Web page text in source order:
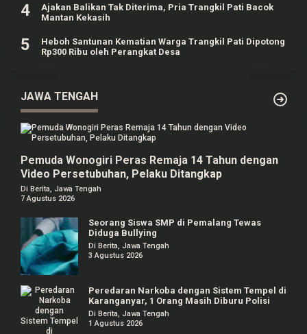
4
Ajakan Balikan Tak Diterima, Pria Trangkil Pati Bacok
Mantan Kekasih
5
Heboh Santunan Kematian Warga Trangkil Pati Dipotong
Rp300 Ribu oleh Perangkat Desa
JAWA TENGAH
Pemuda Wonogiri Peras Remaja 14 Tahun dengan
Video Persetubuhan, Pelaku Ditangkap
Di Berita, Jawa Tengah
7 Agustus 2026
Seorang Siswa SMP di Pemalang Tewas
Diduga Bullying
Di Berita, Jawa Tengah
3 Agustus 2026
Peredaran Narkoba dengan Sistem Tempel di
Karanganyar, 1 Orang Masih Diburu Polisi
Di Berita, Jawa Tengah
1 Agustus 2026